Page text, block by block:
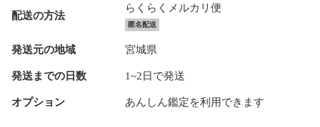
配送の方法
らくらくメルカリ便
匿名配送
発送元の地域 宮城県
発送までの日数 1~2日で発送
オプション あんしん鑑定を利用できます